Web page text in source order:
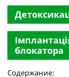
блокатора
Содержание: